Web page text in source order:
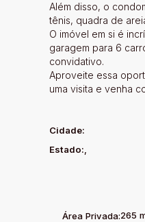
Além disso, o
tênis, quadra de
O imóvel em si é
garagem para 6
convidativo.
Aproveite essa
uma visita e venha
Cidade:
Estado:
Área Privada:265